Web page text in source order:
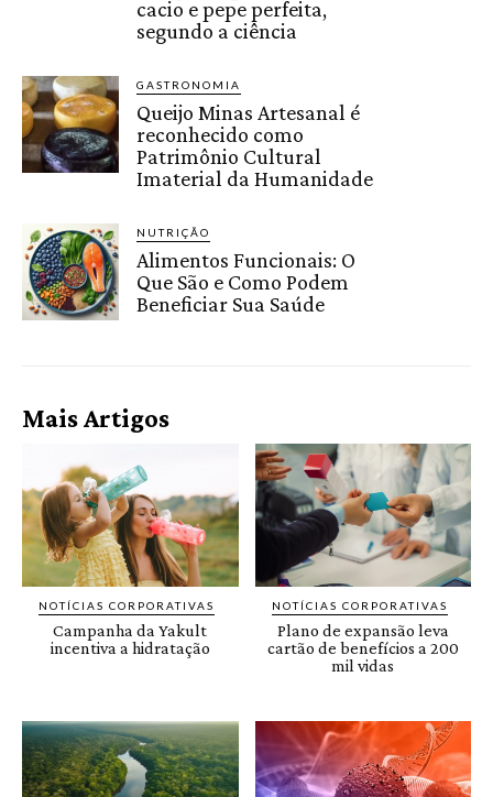
cacio e pepe perfeita,
segundo a ciência
GASTRONOMIA
Queijo Minas Artesanal é
reconhecido como
Patrimônio Cultural
Imaterial da Humanidade
NUTRIÇÃO
Alimentos Funcionais: O
Que São e Como Podem
Beneficiar Sua Saúde
Mais Artigos
NOTÍCIAS CORPORATIVAS
Campanha da Yakult
incentiva a hidratação
NOTÍCIAS CORPORATIVAS
Plano de expansão leva
cartão de benefícios a 200
mil vidas